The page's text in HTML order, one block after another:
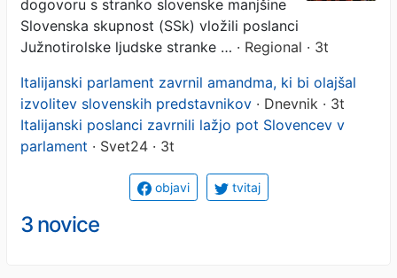
dogovoru s stranko slovenske manjšine
Slovenska skupnost (SSk) vložili poslanci
Južnotirolske ljudske stranke … · Regional · 3t
Italijanski parlament zavrnil amandma, ki bi olajšal
izvolitev slovenskih predstavnikov · Dnevnik · 3t
Italijanski poslanci zavrnili lažjo pot Slovencev v
parlament · Svet24 · 3t
objavi tvitaj
3 novice